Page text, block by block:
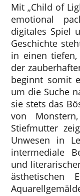
Mit „Child of
emotional
digitales Spiel
Geschichte
in einen
der
beginnt somit
um die Suche
sie stets das
von
Stiefmutter
Unwesen in
intermediale
und
ästhetischen